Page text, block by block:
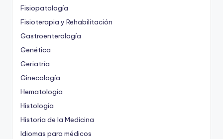
Fisiopatología
Fisioterapia y Rehabilitación
Gastroenterología
Genética
Geriatría
Ginecología
Hematología
Histología
Historia de la Medicina
Idiomas para médicos